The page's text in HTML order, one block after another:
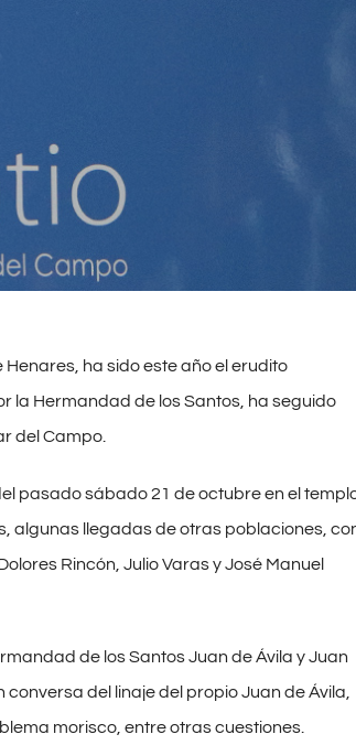
ha sido este año el erudito
la Hermandad de los Santos, ha seguido
del Campo.
pasado sábado 21 de octubre en el
algunas llegadas de otras poblaciones,
Rincón, Julio Varas y José Manuel
de los Santos Juan de Ávila y Juan
del linaje del propio Juan de Ávila,
morisco, entre otras cuestiones.